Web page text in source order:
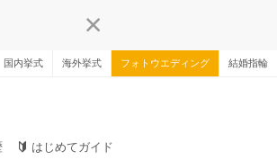
国内挙式 海外挙式 フォトウエディング 結婚指輪
はじめてガイド